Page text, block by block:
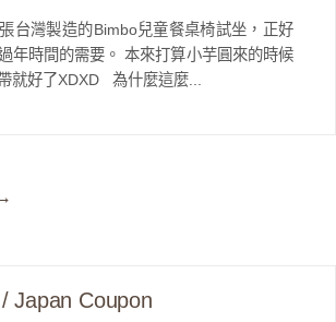
台灣製造的Bimbo兒童餐桌椅試坐，正好
年時間的需要。 本來打算小芋圓來的時候
就好了XDXD 為什麼這麼...
Japan Coupon